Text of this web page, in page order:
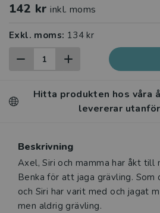
142 kr inkl. moms
Exkl. moms: 134 kr
Hitta produkten hos våra
levererar
Beskrivning
Beskrivning
Axel, Siri och mamma har åkt till
Benka för att jaga grävling.
och Siri har varit med och jagat
men aldrig grävling.